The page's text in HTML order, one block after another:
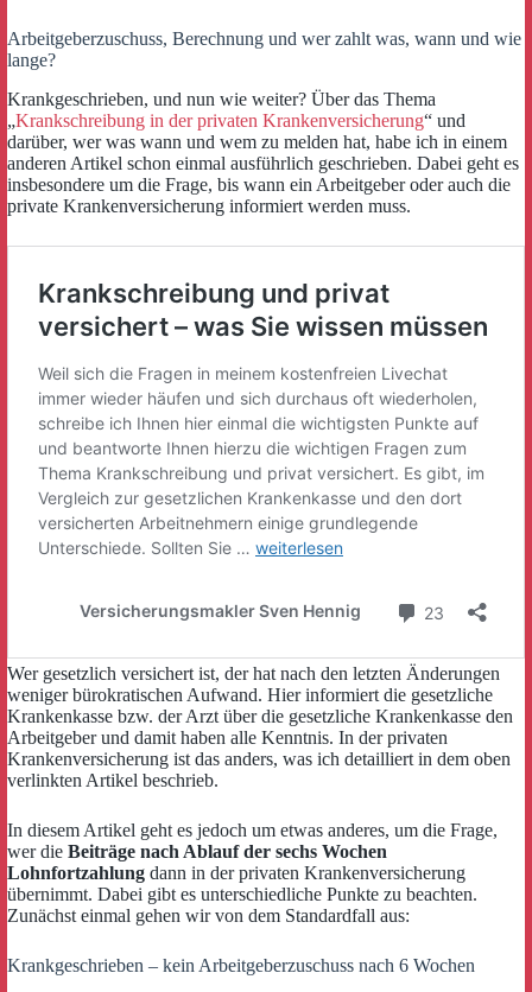
Arbeitgeberzuschuss, Berechnung und wer zahlt was, wann und wie
lange?
Krankgeschrieben, und nun wie weiter? Über das Thema
„Krankschreibung in der privaten Krankenversicherung“ und
darüber, wer was wann und wem zu melden hat, habe ich in einem
anderen Artikel schon einmal ausführlich geschrieben. Dabei geht es
insbesondere um die Frage, bis wann ein Arbeitgeber oder auch die
private Krankenversicherung informiert werden muss.
Wer gesetzlich versichert ist, der hat nach den letzten Änderungen
weniger bürokratischen Aufwand. Hier informiert die gesetzliche
Krankenkasse bzw. der Arzt über die gesetzliche Krankenkasse den
Arbeitgeber und damit haben alle Kenntnis. In der privaten
Krankenversicherung ist das anders, was ich detailliert in dem oben
verlinkten Artikel beschrieb.
In diesem Artikel geht es jedoch um etwas anderes, um die Frage,
wer die Beiträge nach Ablauf der sechs Wochen
Lohnfortzahlung dann in der privaten Krankenversicherung
übernimmt. Dabei gibt es unterschiedliche Punkte zu beachten.
Zunächst einmal gehen wir von dem Standardfall aus:
Krankgeschrieben – kein Arbeitgeberzuschuss nach 6 Wochen